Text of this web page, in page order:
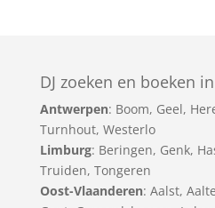
DJ zoeken en boeken
Antwerpen: Boom, Geel,
Turnhout, Westerlo
Limburg: Beringen, Genk,
Truiden, Tongeren
Oost-Vlaanderen: Aalst,